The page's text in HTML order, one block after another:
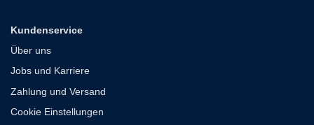
Kundenservice
Über uns
Jobs und Karriere
Zahlung und Versand
Cookie Einstellungen